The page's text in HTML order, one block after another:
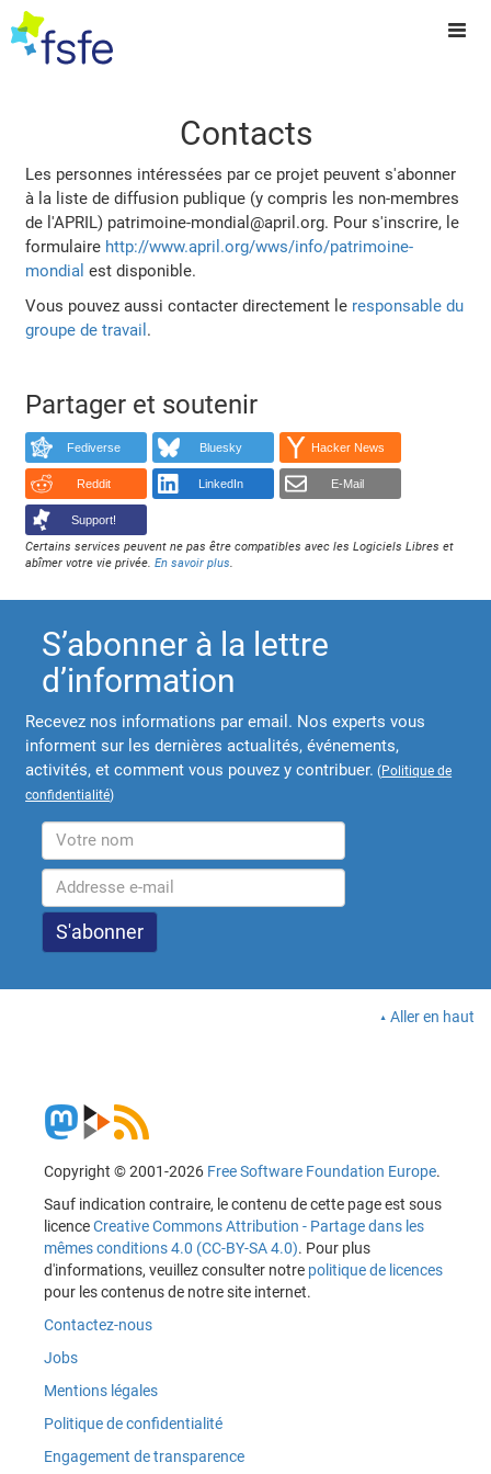
Contacts
Les personnes intéressées par ce projet peuvent s'abonner
à la liste de diffusion publique (y compris les non-membres
de l'APRIL) patrimoine-mondial@april.org. Pour s'inscrire, le
formulaire http://www.april.org/wws/info/patrimoine-
mondial est disponible.
Vous pouvez aussi contacter directement le responsable du
groupe de travail .
Partager et soutenir
Fediverse Bluesky Hacker News
Reddit LinkedIn E-Mail
Support!
Certains services peuvent ne pas être compatibles avec les Logiciels Libres et
abîmer votre vie privée.En savoir plus
S’abonner à la lettre
d’information
Recevez nos informations par email. Nos experts vous
informent sur les dernières actualités, événements,
activités, et comment vous pouvez y contribuer. (Politique de
confidentialité)
Aller en haut
Copyright © 2001-2026 Free Software Foundation Europe.
Sauf indication contraire, le contenu de cette page est sous
licenceCreative Commons Attribution - Partage dans les
mêmes conditions 4.0 (CC-BY-SA 4.0). Pour plus
d'informations, veuillez consulter notre politique de licences
pour les contenus de notre site internet.
Contactez-nous
Jobs
Mentions légales
Politique de confidentialité
Engagement de transparence